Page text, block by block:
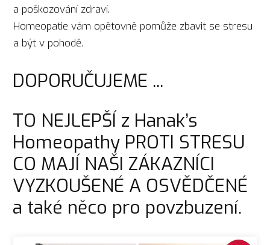
a poškozování zdraví.
Homeopatie vám opětovně pomůže zbavit se stresu
a být v pohodě.
DOPORUČUJEME ...
TO NEJLEPŠÍ z Hanak’s
Homeopathy PROTI STRESU
CO MAJÍ NAŠI ZÁKAZNÍCI
VYZKOUŠENÉ A OSVĚDČENÉ
a také něco pro povzbuzení.